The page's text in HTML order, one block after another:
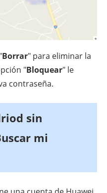
Borrar" para eliminar la
"Bloquear" le
contraseña.
sin
mi